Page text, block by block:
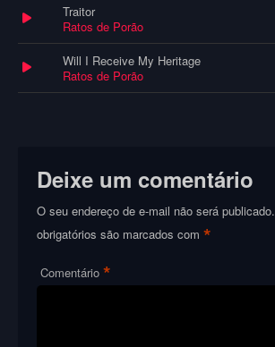
Traitor
Ratos de Porão
Will I Receive My Heritage
Ratos de Porão
Deixe um comentário
O seu endereço de e-mail não será publicado.
obrigatórios são marcados com*
Comentário *